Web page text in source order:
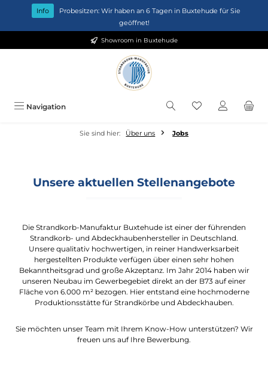
Zum Hauptinhalt springen
Info
Probesitzen: Wir haben an 6 Tagen in Buxtehude für Sie
geöffnet!
Showroom in Buxtehude
Navigation Du hast 0
Sie sind hier: Über uns Jobs
Unsere aktuellen Stellenangebote
Die Strandkorb-Manufaktur Buxtehude ist einer der führenden
Strandkorb- und Abdeckhaubenhersteller in Deutschland.
Unsere qualitativ hochwertigen, in reiner Handwerksarbeit
hergestellten Produkte verfügen über einen sehr hohen
Bekanntheitsgrad und große Akzeptanz. Im Jahr 2014 haben wir
unseren Neubau im Gewerbegebiet direkt an der B73 auf einer
Fläche von 6.000 m² bezogen. Hier entstand eine hochmoderne
Produktionsstätte für Strandkörbe und Abdeckhauben.
Sie möchten unser Team mit Ihrem Know-How unterstützen? Wir
freuen uns auf Ihre Bewerbung.